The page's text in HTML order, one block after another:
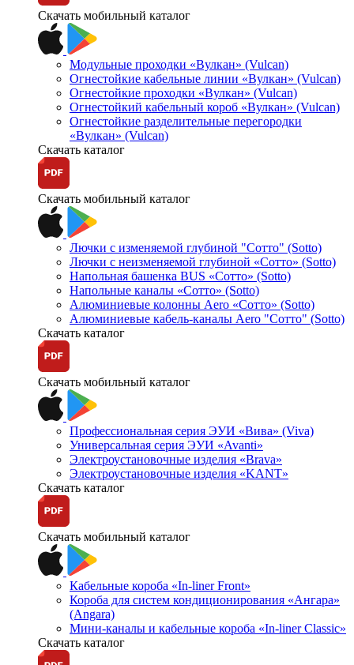
Скачать мобильный каталог
Модульные проходки «Вулкан» (Vulcan)
Огнестойкие кабельные линии «Вулкан» (Vulcan)
Огнестойкие проходки «Вулкан» (Vulcan)
Огнестойкий кабельный короб «Вулкан» (Vulcan)
Огнестойкие разделительные перегородки
«Вулкан» (Vulcan)
Скачать каталог
Скачать мобильный каталог
Лючки с изменяемой глубиной "Сотто" (Sotto)
Лючки с неизменяемой глубиной «Сотто» (Sotto)
Напольная башенка BUS «Сотто» (Sotto)
Напольные каналы «Сотто» (Sotto)
Алюминиевые колонны Aero «Сотто» (Sotto)
Алюминиевые кабель-каналы Aero "Сотто" (Sotto)
Скачать каталог
Скачать мобильный каталог
Профессиональная серия ЭУИ «Вива» (Viva)
Универсальная серия ЭУИ «Avanti»
Электроустановочные изделия «Brava»
Электроустановочные изделия «KANT»
Скачать каталог
Скачать мобильный каталог
Кабельные короба «In-liner Front»
Короба для систем кондиционирования «Ангара»
(Angara)
Мини-каналы и кабельные короба «In-liner Classic»
Скачать каталог